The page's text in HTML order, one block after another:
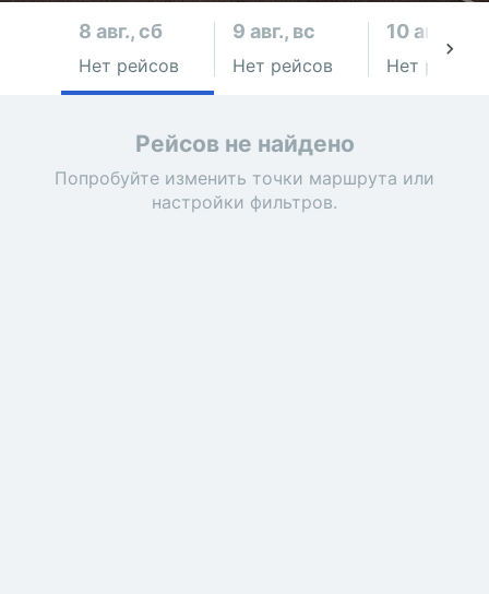
8 авг., сб
Нет рейсов
9 авг., вс
Нет рейсов
10 авг., пн
Нет рейсов
Рейсов не найдено
Попробуйте изменить точки маршрута или
настройки фильтров.